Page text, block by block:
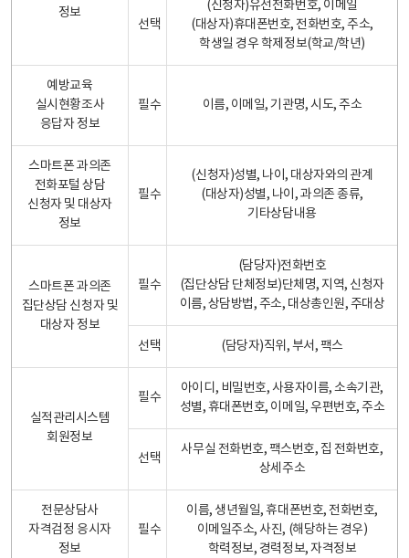
정보
선택
(신청자)유선전화번호, 이메일
(대상자)휴대폰번호, 전화번호, 주소,
학생일 경우 학제정보(학교/학년)
예방교육
실시현황조사
응답자 정보
필수 이름, 이메일, 기관명, 시도, 주소
스마트폰 과의존
전화포털 상담
신청자 및 대상자
정보
필수
(신청자)성별, 나이, 대상자와의 관계
(대상자)성별, 나이, 과의존 종류,
기타상담내용
스마트폰 과의존
집단상담 신청자 및
대상자 정보
필수
(담당자)전화번호
(집단상담 단체정보)단체명, 지역, 신청자
이름, 상담방법, 주소, 대상총인원, 주대상
선택 (담당자)직위, 부서, 팩스
실적관리시스템
회원정보
필수
아이디, 비밀번호, 사용자이름, 소속기관,
성별, 휴대폰번호, 이메일, 우편번호, 주소
선택
사무실 전화번호, 팩스번호, 집 전화번호,
상세주소
전문상담사
자격검정 응시자
정보
필수
이름, 생년월일, 휴대폰번호, 전화번호,
이메일주소, 사진, (해당하는 경우)
학력정보, 경력정보, 자격정보